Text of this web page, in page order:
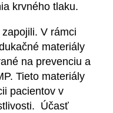
krvného tlaku.
V rámci
materiály
na prevenciu a
Tieto materiály
pacientov v
Účasť